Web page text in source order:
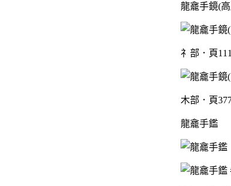
龍龕手鏡(
礻部．頁111
木部．頁
龍龕手鑑